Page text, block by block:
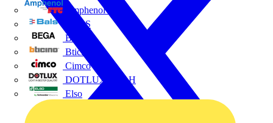
Amphenol FTG
BALS
Bega
Bticino
Cimco
DOTLUX GmbH
Elso